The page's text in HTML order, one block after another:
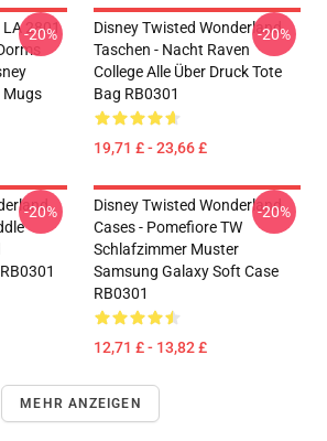
2801
Mugs
-20%
Disney Twisted Wonderland
Taschen - Nacht Raven
College Alle Über Druck Tote
Bag RB0301
19,71 £ - 23,66 £
-20%
-20%
Disney Twisted Wonderland
Cases - Pomefiore TW
Schlafzimmer Muster
Samsung Galaxy Soft Case
RB0301
12,71 £ - 13,82 £
-20%
MEHR ANZEIGEN